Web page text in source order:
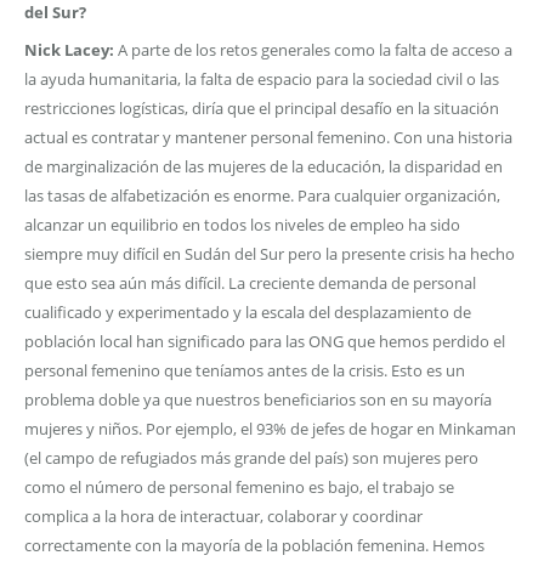
del Sur?
Nick Lacey: A parte de los retos generales como la falta de acceso a
la ayuda humanitaria, la falta de espacio para la sociedad civil o las
restricciones logísticas, diría que el principal desafío en la situación
actual es contratar y mantener personal femenino. Con una historia
de marginalización de las mujeres de la educación, la disparidad en
las tasas de alfabetización es enorme. Para cualquier organización,
alcanzar un equilibrio en todos los niveles de empleo ha sido
siempre muy difícil en Sudán del Sur pero la presente crisis ha hecho
que esto sea aún más difícil. La creciente demanda de personal
cualificado y experimentado y la escala del desplazamiento de
población local han significado para las ONG que hemos perdido el
personal femenino que teníamos antes de la crisis. Esto es un
problema doble ya que nuestros beneficiarios son en su mayoría
mujeres y niños. Por ejemplo, el 93% de jefes de hogar en Minkaman
(el campo de refugiados más grande del país) son mujeres pero
como el número de personal femenino es bajo, el trabajo se
complica a la hora de interactuar, colaborar y coordinar
correctamente con la mayoría de la población femenina. Hemos